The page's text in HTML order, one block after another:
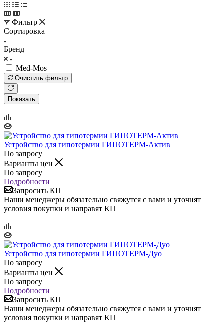
Фильтр
Сортировка
Бренд
Med-Mos
Очистить фильтр
Показать
Устройство для гипотермии ГИПОТЕРМ-Актив
По запросу
Варианты цен
По запросу
Подробности
Запросить КП
Наши менеджеры обязательно свяжутся с вами и уточнят
условия покупки и направят КП
Устройство для гипотермии ГИПОТЕРМ-Дуо
По запросу
Варианты цен
По запросу
Подробности
Запросить КП
Наши менеджеры обязательно свяжутся с вами и уточнят
условия покупки и направят КП